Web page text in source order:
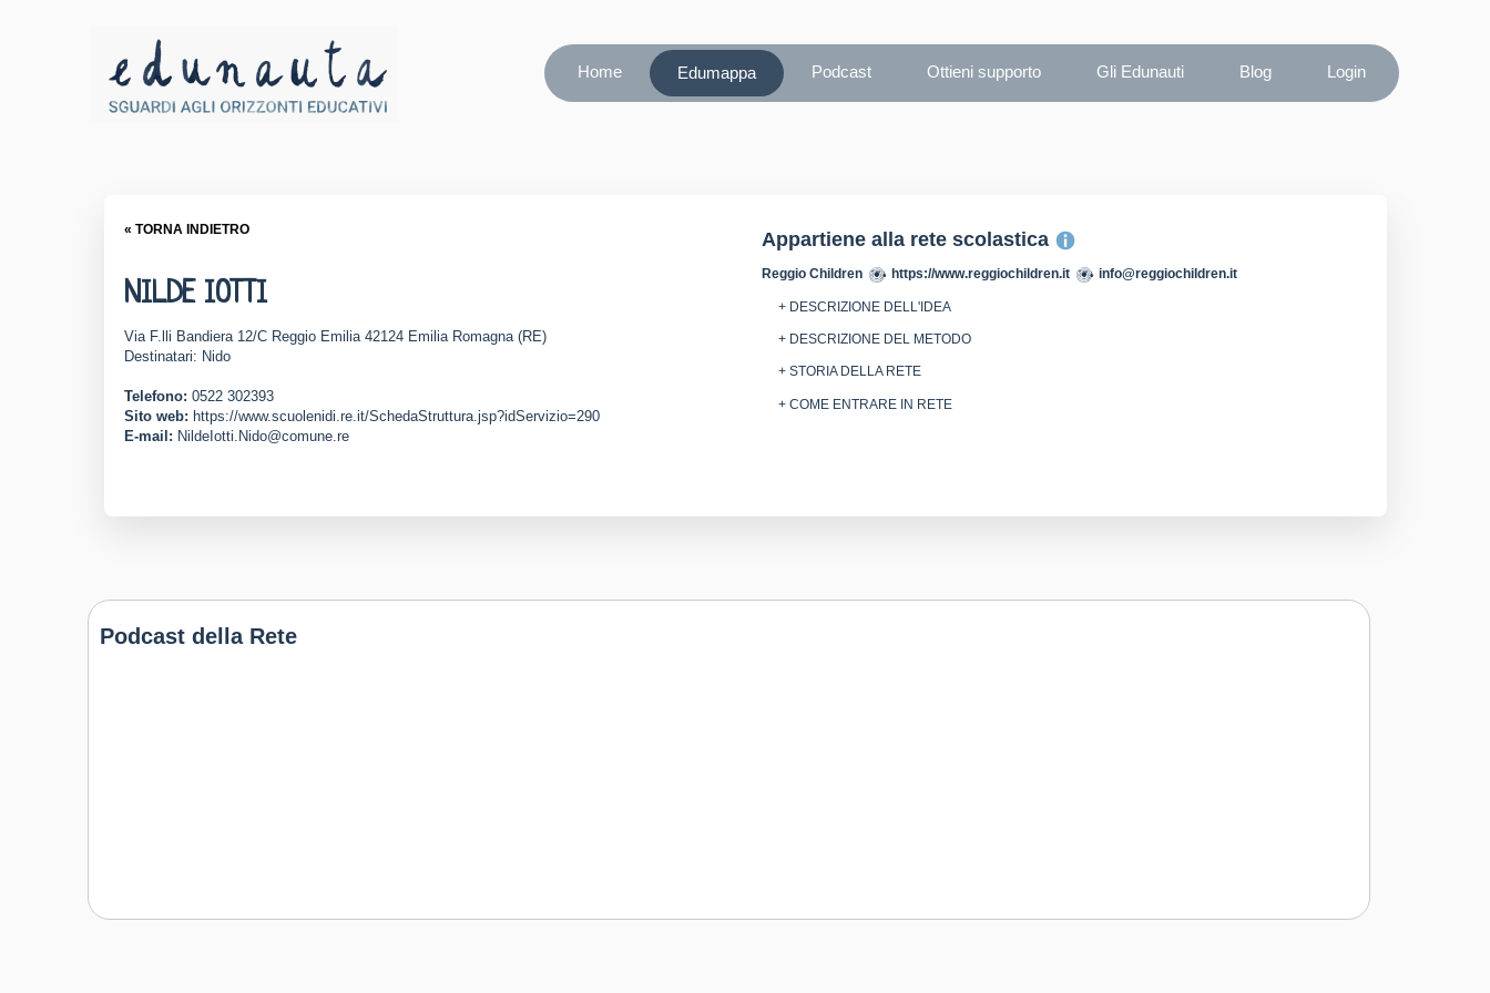
Home Edumappa Podcast Ottieni supporto Gli Edunauti Blog Login
« TORNA INDIETRO
NILDE IOTTI
Via F.lli Bandiera 12/C Reggio Emilia 42124 Emilia Romagna (RE)
Destinatari: Nido
Telefono: 0522 302393
Sito web: https://www.scuolenidi.re.it/SchedaStruttura.jsp?idServizio=290
E-mail: NildeIotti.Nido@comune.re
Appartiene alla rete scolastica
Reggio Children https://www.reggiochildren.it info@reggiochildren.it
+ DESCRIZIONE DELL'IDEA
+ DESCRIZIONE DEL METODO
+ STORIA DELLA RETE
+ COME ENTRARE IN RETE
Podcast della Rete